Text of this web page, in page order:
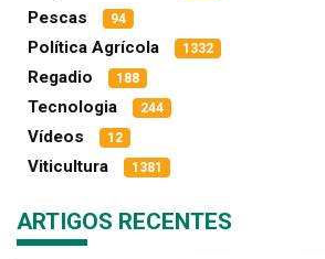
Pescas 94
Política Agrícola 1332
Regadio 188
Tecnologia 244
Vídeos 12
Viticultura 1381
ARTIGOS RECENTES